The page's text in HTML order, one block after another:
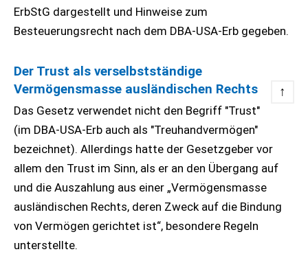
ErbStG dargestellt und Hinweise zum
Besteuerungsrecht nach dem DBA-USA-Erb gegeben.
Der Trust als verselbstständige
Vermögensmasse ausländischen Rechts
↑
Das Gesetz verwendet nicht den Begriff "Trust"
(im DBA-USA-Erb auch als "Treuhandvermögen"
bezeichnet). Allerdings hatte der Gesetzgeber vor
allem den Trust im Sinn, als er an den Übergang auf
und die Auszahlung aus einer „Vermögensmasse
ausländischen Rechts, deren Zweck auf die Bindung
von Vermögen gerichtet ist“, besondere Regeln
unterstellte.